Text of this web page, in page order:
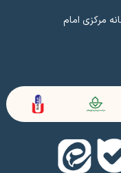
مرکزی امام